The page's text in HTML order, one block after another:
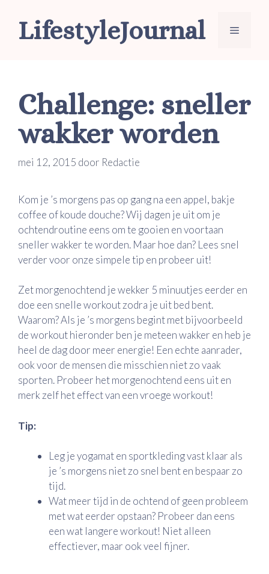
LifestyleJournal Menu
Challenge: sneller
wakker worden
mei 12, 2015 door Redactie
Kom je ’s morgens pas op gang na een appel, bakje
coffee of koude douche? Wij dagen je uit om je
ochtendroutine eens om te gooien en voortaan
sneller wakker te worden. Maar hoe dan? Lees snel
verder voor onze simpele tip en probeer uit!
Zet morgenochtend je wekker 5 minuutjes eerder en
doe een snelle workout zodra je uit bed bent.
Waarom? Als je ’s morgens begint met bijvoorbeeld
de workout hieronder ben je meteen wakker en heb je
heel de dag door meer energie! Een echte aanrader,
ook voor de mensen die misschien niet zo vaak
sporten. Probeer het morgenochtend eens uit en
merk zelf het effect van een vroege workout!
Tip:
Leg je yogamat en sportkleding vast klaar als
je ’s morgens niet zo snel bent en bespaar zo
tijd.
Wat meer tijd in de ochtend of geen probleem
met wat eerder opstaan? Probeer dan eens
een wat langere workout! Niet alleen
effectiever, maar ook veel fijner.